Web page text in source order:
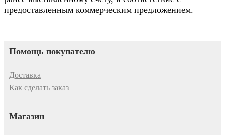
предоставленным коммерческим предложением.
Помощь покупателю
Доставка
Как сделать заказ
Магазин